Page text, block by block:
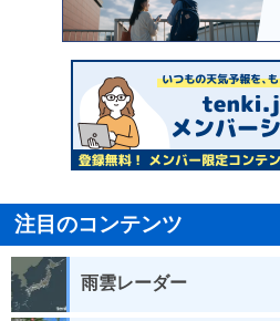
注目のコンテンツ
雨雲レーダー